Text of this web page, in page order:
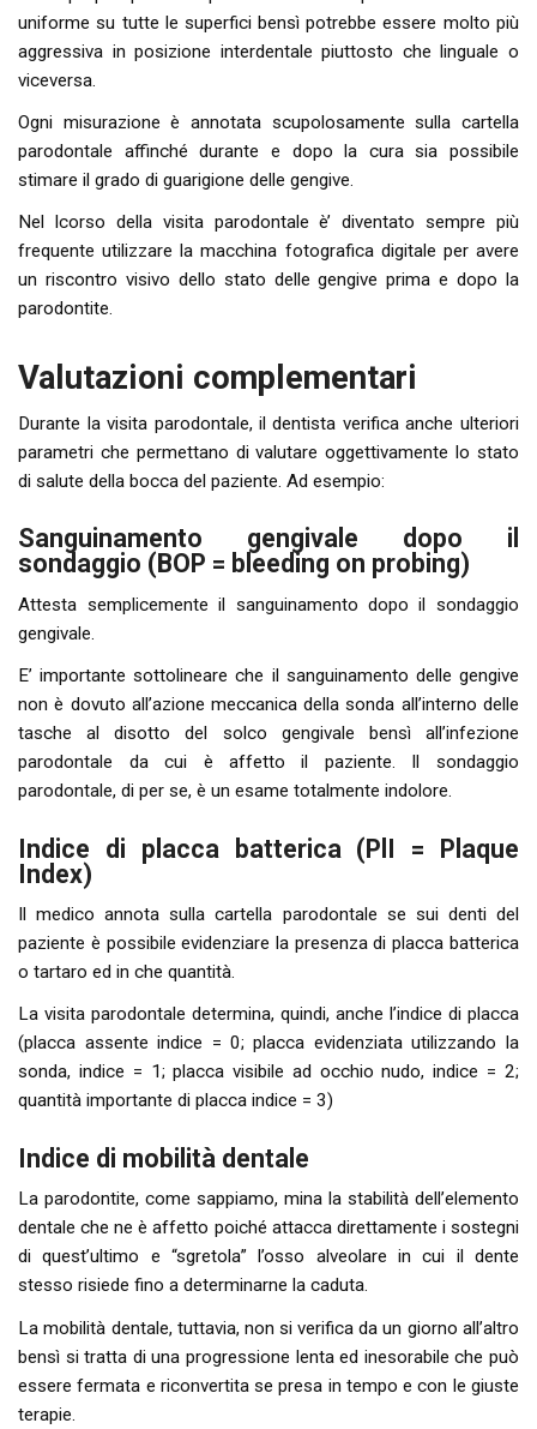
uniforme su tutte le superfici bensì potrebbe essere molto più
aggressiva in posizione interdentale piuttosto che linguale o
viceversa.
Ogni misurazione è annotata scupolosamente sulla cartella
parodontale affinché durante e dopo la cura sia possibile
stimare il grado di guarigione delle gengive.
Nel lcorso della visita parodontale è’ diventato sempre più
frequente utilizzare la macchina fotografica digitale per avere
un riscontro visivo dello stato delle gengive prima e dopo la
parodontite.
Valutazioni complementari
Durante la visita parodontale, il dentista verifica anche ulteriori
parametri che permettano di valutare oggettivamente lo stato
di salute della bocca del paziente. Ad esempio:
Sanguinamento gengivale dopo il
sondaggio (BOP = bleeding on probing)
Attesta semplicemente il sanguinamento dopo il sondaggio
gengivale.
E’ importante sottolineare che il sanguinamento delle gengive
non è dovuto all’azione meccanica della sonda all’interno delle
tasche al disotto del solco gengivale bensì all’infezione
parodontale da cui è affetto il paziente. Il sondaggio
parodontale, di per se, è un esame totalmente indolore.
Indice di placca batterica (PlI = Plaque
Index)
Il medico annota sulla cartella parodontale se sui denti del
paziente è possibile evidenziare la presenza di placca batterica
o tartaro ed in che quantità.
La visita parodontale determina, quindi, anche l’indice di placca
(placca assente indice = 0; placca evidenziata utilizzando la
sonda, indice = 1; placca visibile ad occhio nudo, indice = 2;
quantità importante di placca indice = 3)
Indice di mobilità dentale
La parodontite, come sappiamo, mina la stabilità dell’elemento
dentale che ne è affetto poiché attacca direttamente i sostegni
di quest’ultimo e “sgretola” l’osso alveolare in cui il dente
stesso risiede fino a determinarne la caduta.
La mobilità dentale, tuttavia, non si verifica da un giorno all’altro
bensì si tratta di una progressione lenta ed inesorabile che può
essere fermata e riconvertita se presa in tempo e con le giuste
terapie.